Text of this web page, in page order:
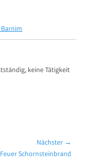
keine Tätigkeit
Nächster →
Feuer Schornsteinbrand